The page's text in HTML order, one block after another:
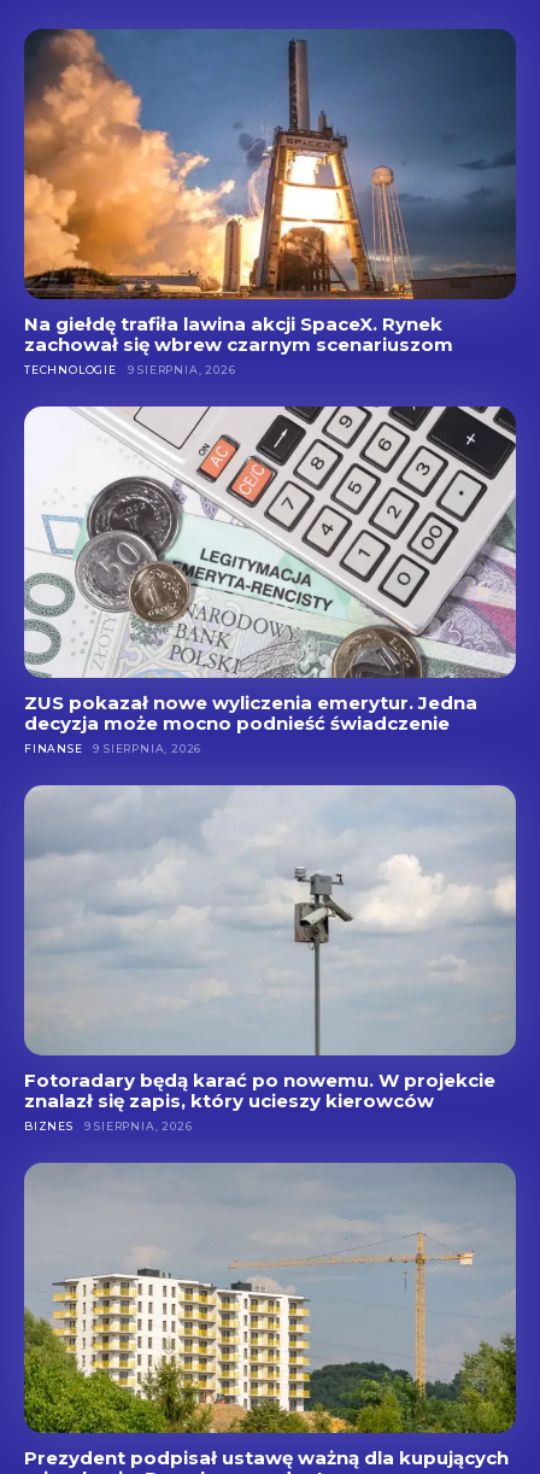
Na giełdę trafiła lawina akcji SpaceX. Rynek
zachował się wbrew czarnym scenariuszom
TECHNOLOGIE 9 SIERPNIA, 2026
ZUS pokazał nowe wyliczenia emerytur. Jedna
decyzja może mocno podnieść świadczenie
FINANSE 9 SIERPNIA, 2026
Fotoradary będą karać po nowemu. W projekcie
znalazł się zapis, który ucieszy kierowców
BIZNES 9 SIERPNIA, 2026
Prezydent podpisał ustawę ważną dla kupujących